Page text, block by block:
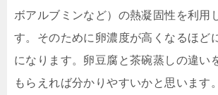
ボアルブミンなど）の熱凝固性を利用
す。そのために卵濃度が高くなるほど
になります。卵豆腐と茶碗蒸しの違い
もらえれば分かりやすいかと思います。